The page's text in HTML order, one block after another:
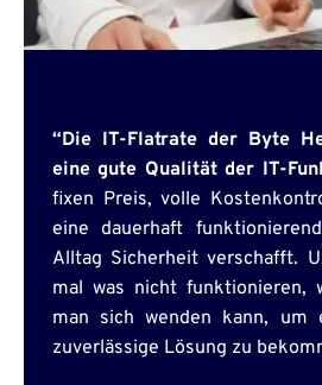
“Die IT-Flatrate der Byte
eine gute Qualität der IT-
fixen Preis, volle
eine dauerhaft
Alltag Sicherheit verschafft.
mal was nicht funktionieren,
man sich wenden kann, um
zuverlässige Lösung zu